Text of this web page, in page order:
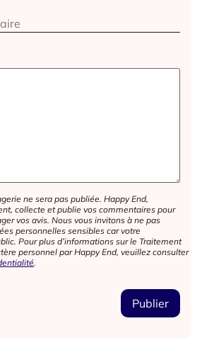
ne sera pas publiée. Happy End,
collecte et publie vos commentaires pour
vos avis. Nous vous invitons à ne pas
personnelles sensibles car votre
Pour plus d’informations sur le Traitement
personnel par Happy End, veuillez consulter
.